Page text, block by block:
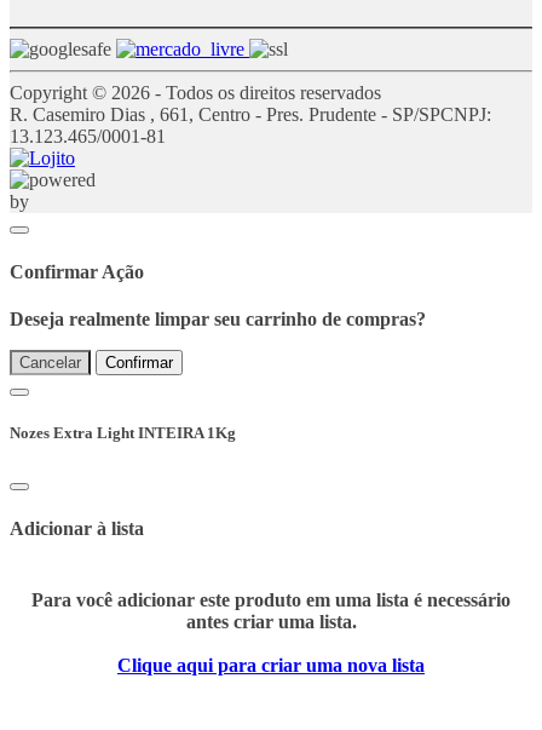
Copyright © 2026 - Todos os direitos reservados
R. Casemiro Dias , 661, Centro - Pres. Prudente - SP/SPCNPJ:
13.123.465/0001-81
Confirmar Ação
Deseja realmente limpar seu carrinho de compras?
Cancelar Confirmar
Nozes Extra Light INTEIRA 1Kg
Adicionar à lista
Para você adicionar este produto em uma lista é necessário
antes criar uma lista.
Clique aqui para criar uma nova lista